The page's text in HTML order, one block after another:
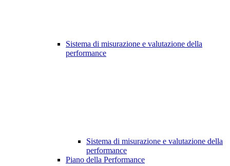
Sistema di misurazione e valutazione della
performance
Sistema di misurazione e valutazione della
performance
Piano della Performance